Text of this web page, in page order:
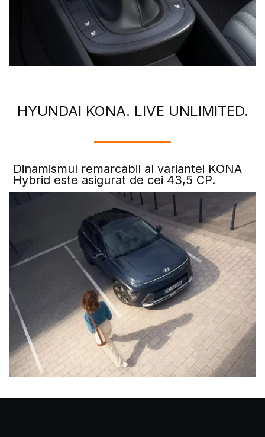
HYUNDAI KONA. LIVE UNLIMITED.
Dinamismul remarcabil al variantei KONA
Hybrid este asigurat de cei 43,5 CP.